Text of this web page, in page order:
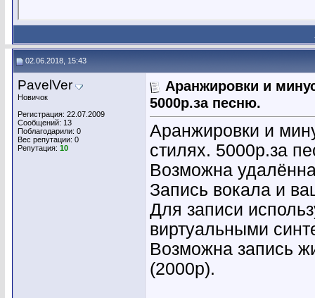
02.06.2018, 15:43
PavelVer
Новичок
Регистрация: 22.07.2009
Сообщений: 13
Поблагодарили: 0
Вес репутации: 0
Репутация: 10
Аранжировки и
5000р.за песню.
Аранжировки и
стилях. 5000р.за
Возможна
Запись вокала и
Для записи
виртуальными
Возможна запись
(2000р).